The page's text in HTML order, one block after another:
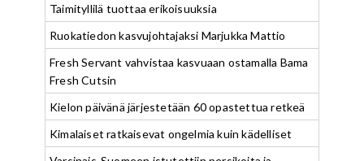
Taimityllilä tuottaa erikoisuuksia
Ruokatiedon kasvujohtajaksi Marjukka Mattio
Fresh Servant vahvistaa kasvuaan ostamalla Bama
Fresh Cutsin
Kielon päivänä järjestetään 60 opastettua retkeä
Kimalaiset ratkaisevat ongelmia kuin kädelliset